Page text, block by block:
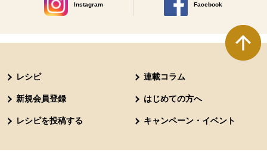
Instagram
別のウィンドウで開きます。
Facebook
別のウィンドウで開きます
レシピ 連載コラム
新規会員登録 はじめての方へ
レシピを投稿する キャンペーン・イベント